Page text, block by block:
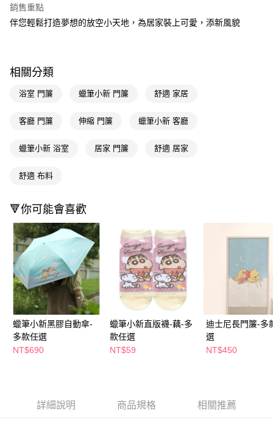
便利好安心！
１．簡單：不需註冊會員、不需綁卡、不需儲值。
２．便利：只要手機號碼，簡訊認證，即可結帳。
３．安心：先確認商品／服務後，再付款。
【「AFTEE先享後付」結帳流程】
結帳頁面，進行簡訊認證並確認金額後，即可完成結帳。
２．訂單成立數日內，您將收到繳費通知簡訊。
ATM／網路銀行／等多元方式進行付款，方視為交易完成。
後付繳納相關費用。
是否繳費成功／繳費後需取消欲退款等相關疑問，請聯繫「AFTEE先享後付
客戶支援中心」https://netprotections.freshdesk.com/support/home
【注意事項】
１．透過由恩沛科技股份有限公司提供之「AFTEE先享後付」服務完成之交
易，需依本服務之必要範圍內提供個人資料，並將交易相關給付款項請求債
權轉讓予恩沛科技股份有限公司。
２．關於個人資料處理事宜，請瀏覽以下網址：
https://aftee.tw/terms/#terms3
３．未成年的使用者請事先徵得法定代理人或監護人之同意方可使用
「AFTEE先享後付」，若未經同意申辦者引起之損失，本公司不負相關責
任。
恩沛科技股份有限公司將有權停止該用戶之使用額度並採取法律行動。
每筆NT$65，滿NT$390(含以上)免運費
付款後全家取貨
萊爾富取貨付款
每筆NT$65，滿NT$490(含以上)免運費
7-11取貨付款
每筆NT$65，滿NT$490(含以上)免運費
付款後7-11取貨
每筆NT$65，滿NT$490(含以上)免運費
宅配(本島)
每筆NT$100，滿NT$790(含以上)免運費
銷售重點
伴您輕鬆打造夢想的放空小天地，為居家裝上可愛，添新風貌
相關分類
浴室 門簾 蠟筆小新 門簾 舒適 家居
客廳 門簾 伸縮 門簾 蠟筆小新 客廳
蠟筆小新 浴室 居家 門簾 舒適 居家
舒適 布料
🔻你可能會喜歡
蠟筆小新黑膠自動傘-
多款任選
NT$690
蠟筆小新直版襪-藕-多
款任選
NT$59
迪士尼長門簾-多
選
NT$450
詳細說明 商品規格 相關推薦